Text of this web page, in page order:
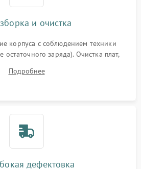
и очистка
корпуса с соблюдением техники
остаточного заряда). Очистка плат,
перегрева и замыканий.
Подробнее
дефектовка